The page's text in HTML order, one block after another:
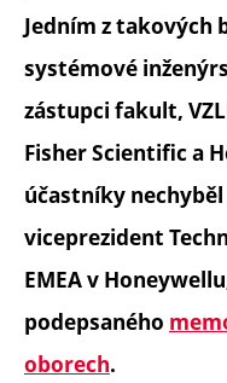
Jedním z takových
systémové
zástupci fakult,
Fisher Scientific a
účastníky
viceprezident
EMEA v
podepsaného
oborech.